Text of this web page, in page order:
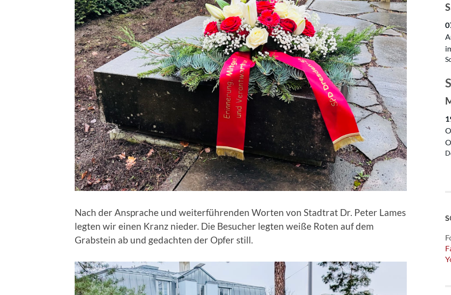
Nach der Ansprache und weiterführenden Worten von Stadtrat Dr. Peter Lames
legten wir einen Kranz nieder. Die Besucher legten weiße Roten auf dem
Grabstein ab und gedachten der Opfer still.